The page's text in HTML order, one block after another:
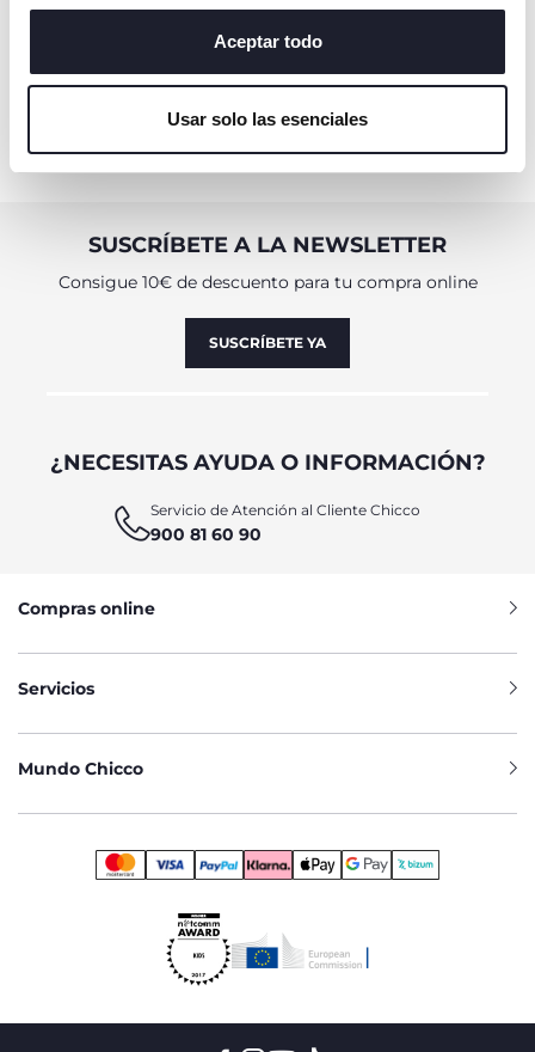
o cambiar o revocar el consentimiento de todas o
algunas cookies, haga clic en "mostrar detalles". Al
cerrar este banner, usted consiente en utilizar
servicio solicitado.
Aceptar todo
Usar solo las esenciales
VER COLECCIÓN
SUSCRÍBETE A LA NEWSLETTER
Consigue 10€ de descuento para tu compra online
SUSCRÍBETE YA
¿NECESITAS AYUDA O INFORMACIÓN?
Servicio de Atención al Cliente Chicco
900 81 60 90
Compras online
Servicios
Mundo Chicco